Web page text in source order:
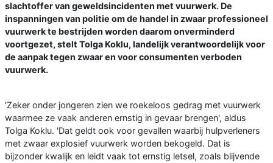
slachtoffer van geweldsincidenten met vuurwerk. De
inspanningen van politie om de handel in zwaar professioneel
vuurwerk te bestrijden worden daarom onverminderd
voortgezet, stelt Tolga Koklu, landelijk verantwoordelijk voor
de aanpak tegen zwaar en voor consumenten verboden
vuurwerk.
'Zeker onder jongeren zien we roekeloos gedrag met vuurwerk
waarmee ze vaak anderen ernstig in gevaar brengen', aldus
Tolga Koklu. 'Dat geldt ook voor gevallen waarbij hulpverleners
met zwaar explosief vuurwerk worden bekogeld. Dat is
bijzonder kwalijk en leidt vaak tot ernstig letsel, zoals blijvende